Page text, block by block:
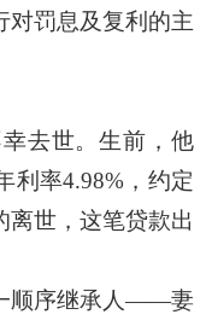
对罚息及复利的主
去世。生前，他
利率4.98%，约定
离世，这笔贷款出
顺序继承人——妻